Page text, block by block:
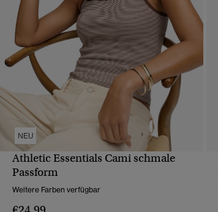
NEU
Athletic Essentials Cami schmale
Passform
Weitere Farben verfügbar